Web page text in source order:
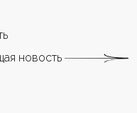
новость